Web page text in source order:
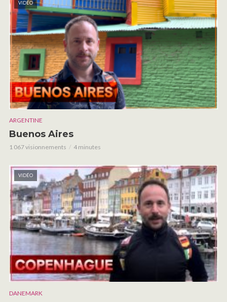
VIDÉO
ARGENTINE
Buenos Aires
1 067 visionnements 4 minutes
VIDÉO
DANEMARK